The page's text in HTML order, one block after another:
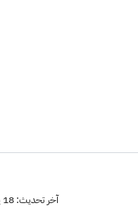
آخر تحديث: 18 يونيو 2026 01:17 م المملكة العربية السعودية